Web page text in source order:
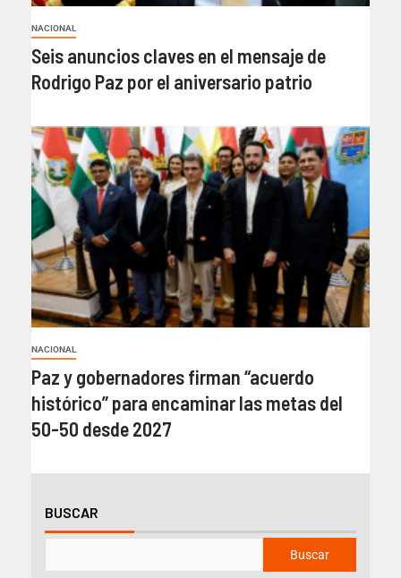
NACIONAL
Seis anuncios claves en el mensaje de
Rodrigo Paz por el aniversario patrio
NACIONAL
Paz y gobernadores firman “acuerdo
histórico” para encaminar las metas del
50-50 desde 2027
BUSCAR
Buscar